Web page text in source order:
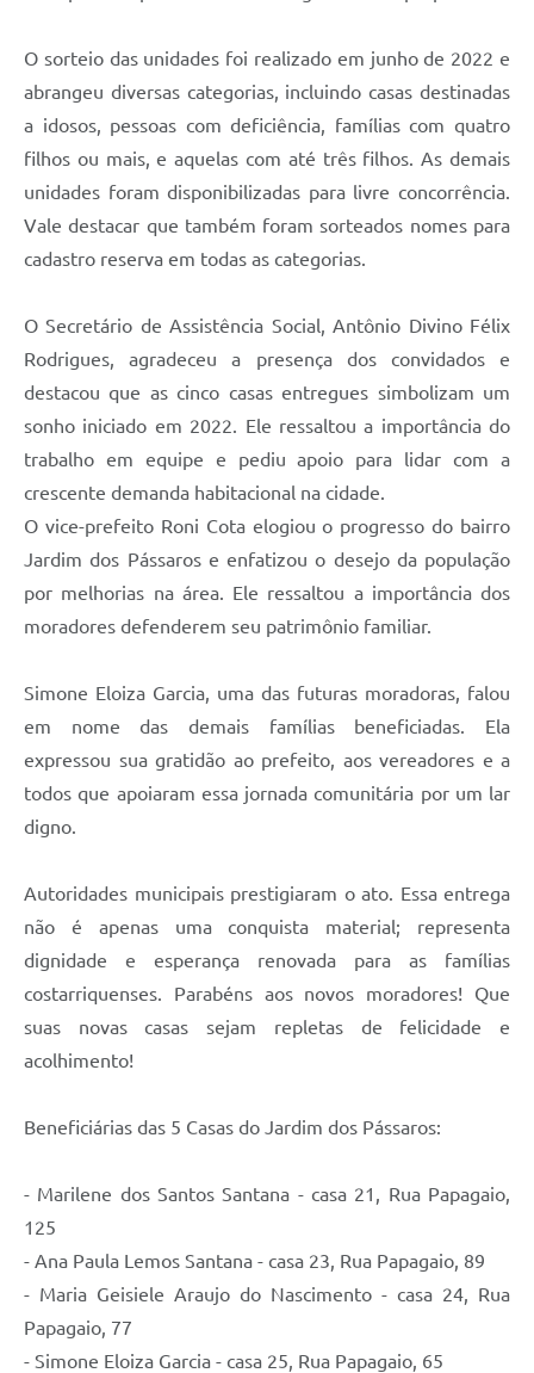
O sorteio das unidades foi realizado em junho de 2022 e
abrangeu diversas categorias, incluindo casas destinadas
a idosos, pessoas com deficiência, famílias com quatro
filhos ou mais, e aquelas com até três filhos. As demais
unidades foram disponibilizadas para livre concorrência.
Vale destacar que também foram sorteados nomes para
cadastro reserva em todas as categorias.
O Secretário de Assistência Social, Antônio Divino Félix
Rodrigues, agradeceu a presença dos convidados e
destacou que as cinco casas entregues simbolizam um
sonho iniciado em 2022. Ele ressaltou a importância do
trabalho em equipe e pediu apoio para lidar com a
crescente demanda habitacional na cidade.
O vice-prefeito Roni Cota elogiou o progresso do bairro
Jardim dos Pássaros e enfatizou o desejo da população
por melhorias na área. Ele ressaltou a importância dos
moradores defenderem seu patrimônio familiar.
Simone Eloiza Garcia, uma das futuras moradoras, falou
em nome das demais famílias beneficiadas. Ela
expressou sua gratidão ao prefeito, aos vereadores e a
todos que apoiaram essa jornada comunitária por um lar
digno.
Autoridades municipais prestigiaram o ato. Essa entrega
não é apenas uma conquista material; representa
dignidade e esperança renovada para as famílias
costarriquenses. Parabéns aos novos moradores! Que
suas novas casas sejam repletas de felicidade e
acolhimento!
Beneficiárias das 5 Casas do Jardim dos Pássaros:
- Marilene dos Santos Santana - casa 21, Rua Papagaio,
125
- Ana Paula Lemos Santana - casa 23, Rua Papagaio, 89
- Maria Geisiele Araujo do Nascimento - casa 24, Rua
Papagaio, 77
- Simone Eloiza Garcia - casa 25, Rua Papagaio, 65